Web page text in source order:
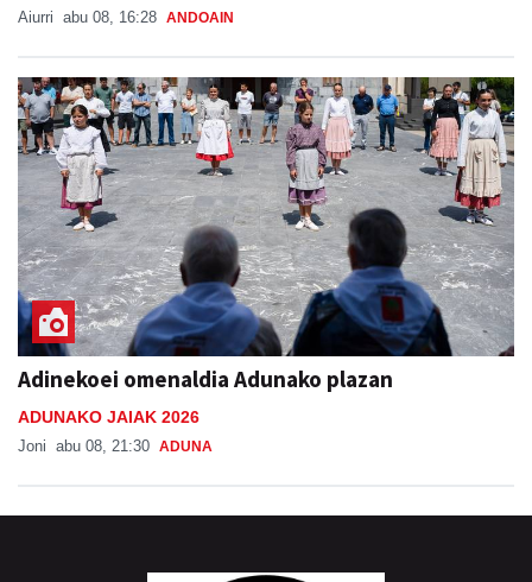
Aiurri abu 08, 16:28 ANDOAIN
Adinekoei omenaldia Adunako plazan
ADUNAKO JAIAK 2026
Joni abu 08, 21:30 ADUNA